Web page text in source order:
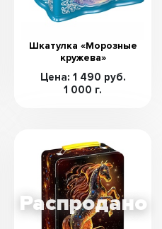
Шкатулка «Морозные
кружева»
Цена: 1 490 руб.
1 000 г.